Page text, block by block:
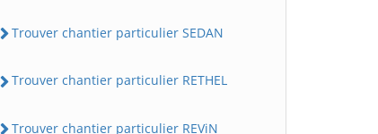
Trouver chantier particulier SEDAN
Trouver chantier particulier RETHEL
Trouver chantier particulier REViN